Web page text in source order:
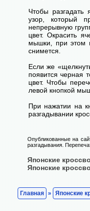
Чтобы разгадать
узор, который
непрерывную
цвет. Окрасить
мышки, при этом
снимется.
Если же
появится черная
цвет. Чтобы
левой кнопкой
При нажатии на
разгадывании
Опубликованные на
разгадывания.
Японские
Японские
Главная » Японские